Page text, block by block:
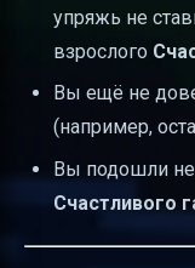
упряжь не
взрослого
Вы ещё не
(например,
Вы подошли
Счастливого